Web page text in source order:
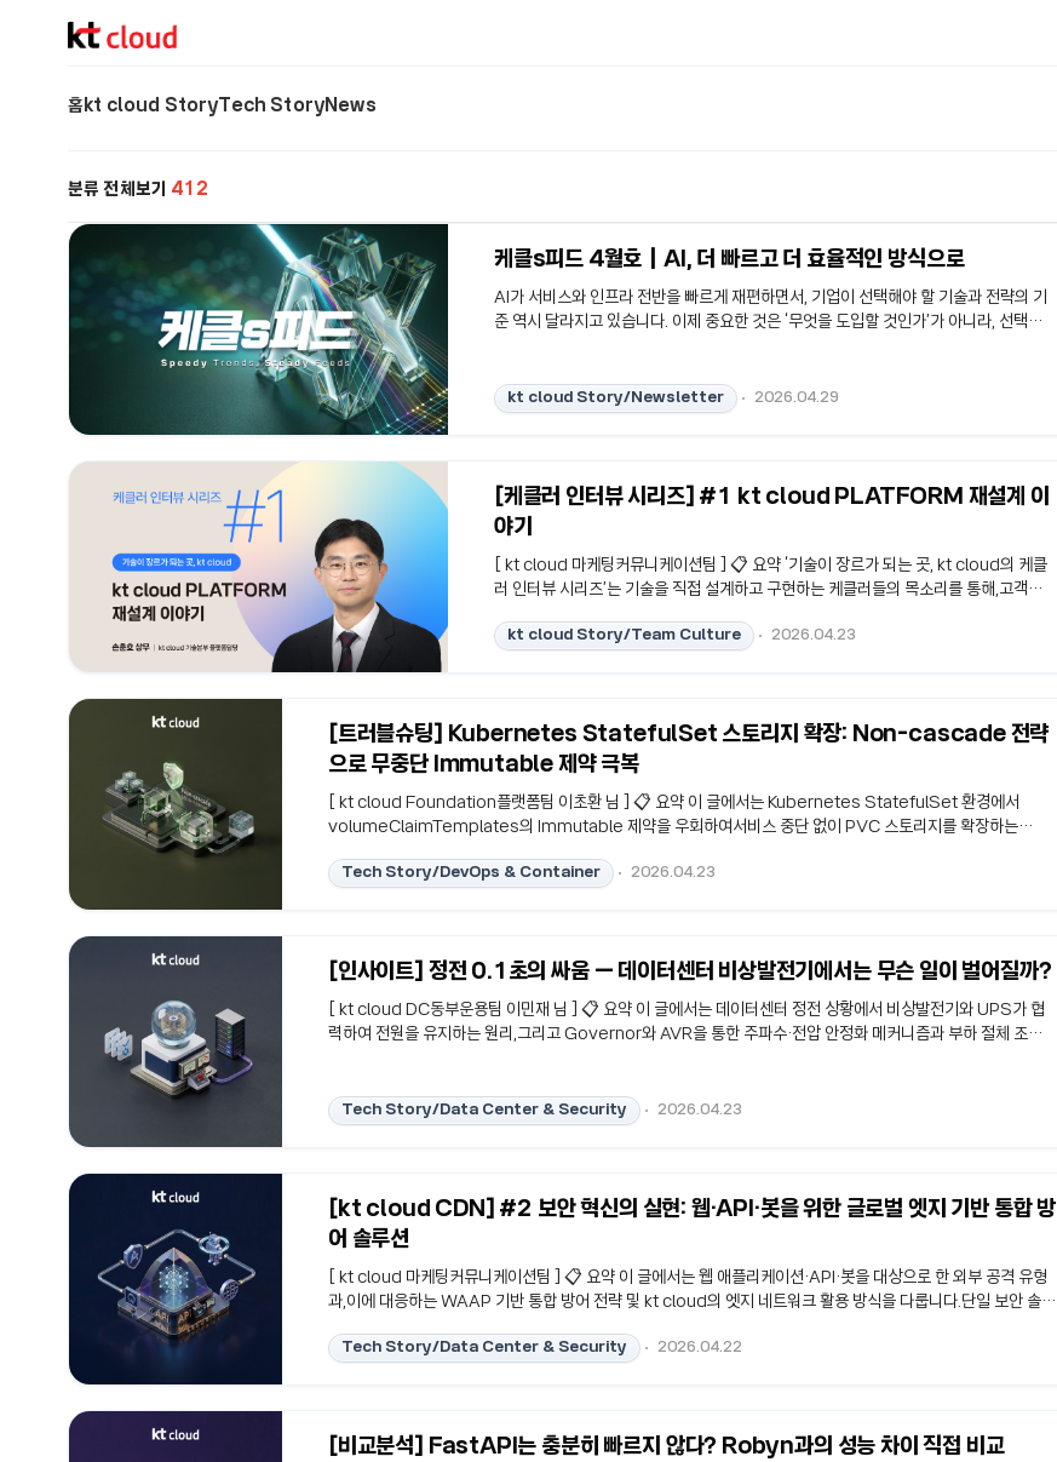
기술 블로그 (Tech) | kt cloud
홈 kt cloud StoryTech StoryNews
분류 전체보기 412
케클s피드 4월호｜AI, 더 빠르고 더 효율적인 방식으로
AI가 서비스와 인프라 전반을 빠르게 재편하면서, 기업이 선택해야 할 기술과 전략의 기
준 역시 달라지고 있습니다. 이제 중요한 것은 ‘무엇을 도입할 것인가’가 아니라, 선택한
서비스로 이어지는 과정과 구현 방식을 집중적으로 다룹니다. 여기에 Landing-Edge
인프라 전략을 더해 AI 시대의 인프라 방향성도 함께 살펴봅니다. 특히 이번 호에서는 kt
kt cloud Story/Newsletter 2026.04.29
[케클러 인터뷰 시리즈] #1 kt cloud PLATFORM 재설계 이
야기
[ kt cloud 마케팅커뮤니케이션팀 ] 📋 요약 ‘기술이 장르가 되는 곳, kt cloud의 케클
러 인터뷰 시리즈’는 기술을 직접 설계하고 구현하는 케클러들의 목소리를 통해,고객의
없는 클라우드'라는 미션 아래 kt cloud PLATFORM을 총괄 개발한 케클러 손춘호 상
되는 곳’ 케클러 인터뷰의 첫 시작은 차세대 통합 클라우드..
kt cloud Story/Team Culture 2026.04.23
[트러블슈팅] Kubernetes StatefulSet 스토리지 확장: Non-cascade 전략
으로 무중단 Immutable 제약 극복
[ kt cloud Foundation플랫폼팀 이초환 님 ] 📋 요약 이 글에서는 Kubernetes StatefulSet 환경에서
volumeClaimTemplates의 Immutable 제약을 우회하여서비스 중단 없이 PVC 스토리지를 확장하는
명주기를 분리하는 접근이실제 인프라 확장 작업에서 얼마나 안전하고 효과적인지를 정리합니다. #Kubernetes
Tech Story/DevOps & Container 2026.04.23
[인사이트] 정전 0.1초의 싸움 — 데이터센터 비상발전기에서는 무슨 일이 벌어질까?
[ kt cloud DC동부운용팀 이민재 님 ] 📋 요약 이 글에서는 데이터센터 정전 상황에서 비상발전기와 UPS가 협
력하여 전원을 유지하는 원리,그리고 Governor와 AVR을 통한 주파수·전압 안정화 메커니즘과 부하 절체 조건을
체불이 꺼졌는데, 왜 멈추지 않았을까?엘리베이터를 타고 가던 중 조명이 잠깐 깜빡였지만, 엘리베이터는 멈추지
않고 계속 움직인다.건물 전체가 정전됐다는 소식을 들었는데도, 내부 설비는 아무 일 없었다는 듯 정상적으로 동작
Tech Story/Data Center & Security 2026.04.23
[kt cloud CDN] #2 보안 혁신의 실현: 웹·API·봇을 위한 글로벌 엣지 기반 통합 방
어 솔루션
[ kt cloud 마케팅커뮤니케이션팀 ] 📋 요약 이 글에서는 웹 애플리케이션·API·봇을 대상으로 한 외부 공격 유형
과,이에 대응하는 WAAP 기반 통합 방어 전략 및 kt cloud의 엣지 네트워크 활용 방식을 다룹니다.단일 보안 솔루
관성에 미치는 실질적 영향을 정리합니다.#WAAP #WAF #API보안 #봇관리 #엣지보안🚨 새로운 공격 대상:
Tech Story/Data Center & Security 2026.04.22
[비교분석] FastAPI는 충분히 빠르지 않다? Robyn과의 성능 차이 직접 비교